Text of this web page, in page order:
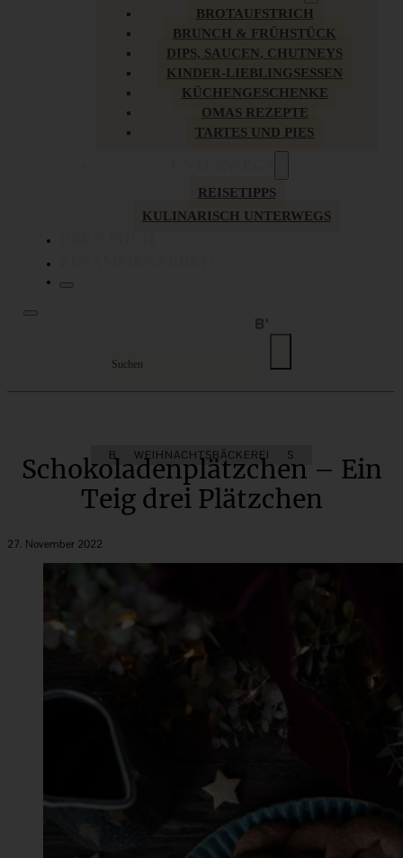
BROTAUFSTRICH
BRUNCH & FRÜHSTÜCK
DIPS, SAUCEN, CHUTNEYS
KINDER-LIEBLINGSESSEN
KÜCHENGESCHENKE
OMAS REZEPTE
TARTES UND PIES
REISETIPPS
KULINARISCH UNTERWEGS
BAKE TOGETHER COOKIES
WEIHNACHTSBÄCKEREI
Schokoladenplätzchen – Ein
Teig drei Plätzchen
27. November 2022